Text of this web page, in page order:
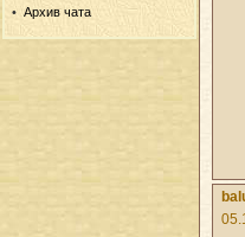
Архив чата